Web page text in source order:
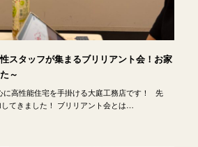
スタッフが集まるブリリアント会！お家
～
に高性能住宅を手掛ける大庭工務店です！ 先
てきました！ ブリリアント会とは…